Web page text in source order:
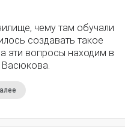
чему там обучали
создавать такое
эти вопросы находим в
Васюкова.